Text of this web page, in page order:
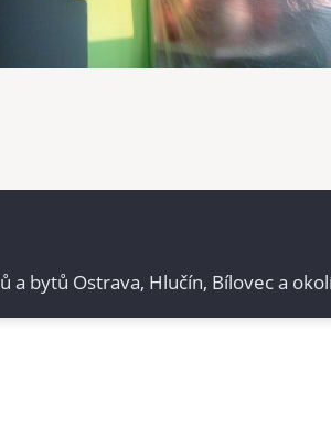
a bytů Ostrava, Hlučín, Bílovec a